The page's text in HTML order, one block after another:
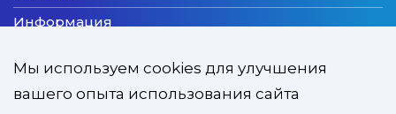
Информация
Мы используем cookies для улучшения
вашего опыта использования сайта